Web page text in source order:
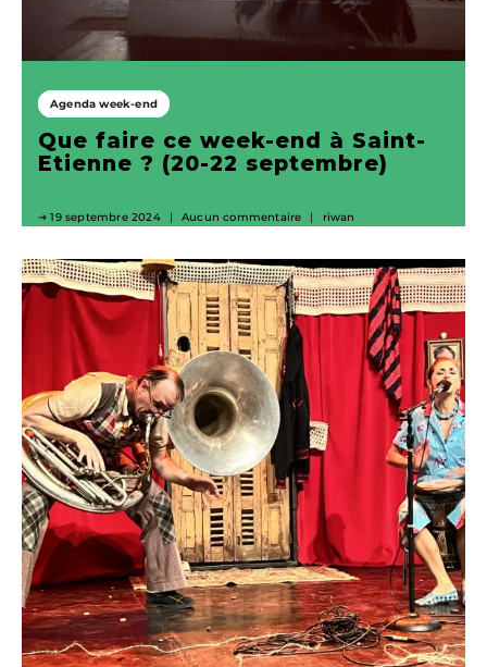
Agenda week-end
Que faire ce week-end à Saint-
Etienne ? (20-22 septembre)
19 septembre 2024 Aucun commentaire riwan